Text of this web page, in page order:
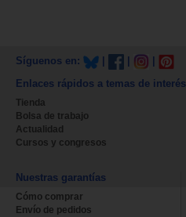
Síguenos en:
Enlaces rápidos a temas de interés
Tienda
Bolsa de trabajo
Actualidad
Cursos y congresos
Nuestras garantías
Cómo comprar
Envío de pedidos